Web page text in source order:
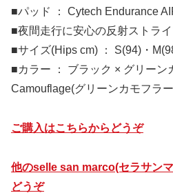
■パッド ： Cytech Endurance
■夜間走行に安心の反射ストラ
■サイズ(Hips cm) ： S(94)・
■カラー ： ブラック × グリーン
Camouflage(グリーンカモフラ
ご購入はこちらからどうぞ
他のselle san marco(セラサン
どうぞ